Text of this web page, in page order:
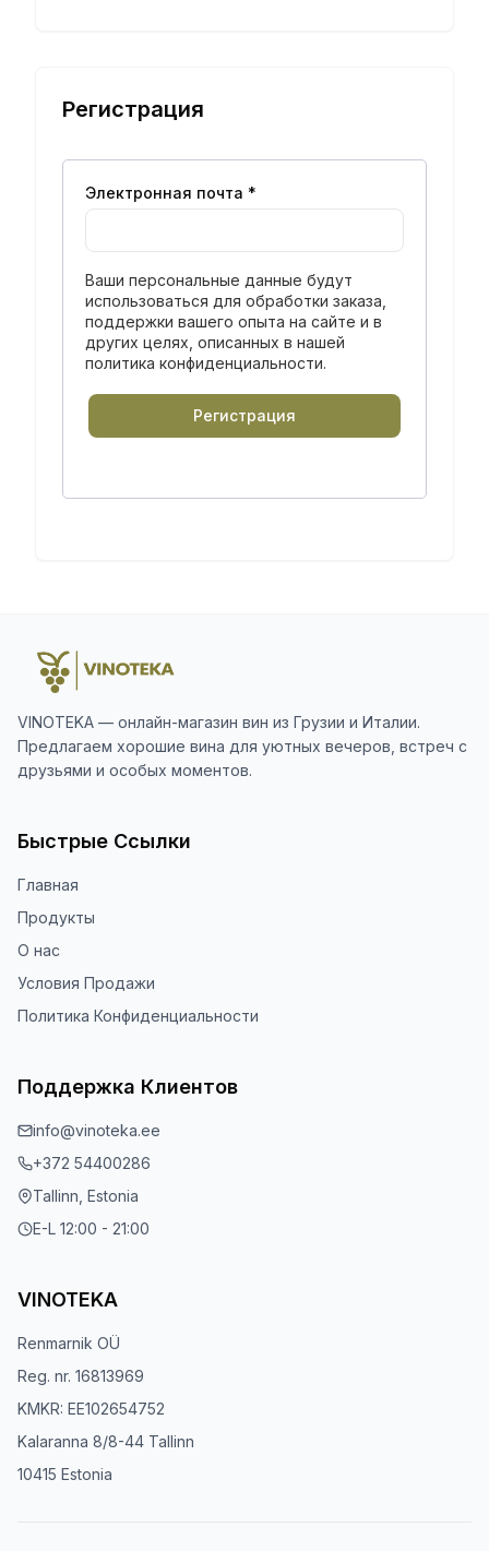
Регистрация
Электронная почта *
Ваши персональные данные будут
использоваться для обработки заказа,
поддержки вашего опыта на сайте и в
других целях, описанных в нашей
политика конфиденциальности.
Регистрация
VINOTEKA — онлайн-магазин вин из Грузии и Италии.
Предлагаем хорошие вина для уютных вечеров, встреч с
друзьями и особых моментов.
Быстрые Ссылки
Главная
Продукты
О нас
Условия Продажи
Политика Конфиденциальности
Поддержка Клиентов
info@vinoteka.ee
+372 54400286
Tallinn, Estonia
E-L 12:00 - 21:00
VINOTEKA
Renmarnik OÜ
Reg. nr. 16813969
KMKR: EE102654752
Kalaranna 8/8-44 Tallinn
10415 Estonia